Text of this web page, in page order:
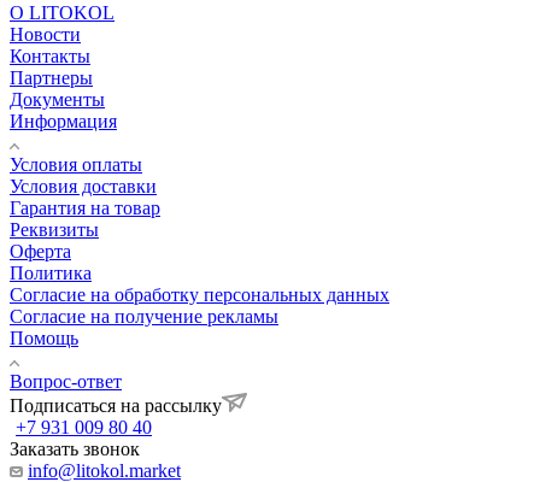
О LITOKOL
Новости
Контакты
Партнеры
Документы
Информация
Условия оплаты
Условия доставки
Гарантия на товар
Реквизиты
Оферта
Политика
Согласие на обработку персональных данных
Согласие на получение рекламы
Помощь
Вопрос-ответ
Подписаться на рассылку
+7 931 009 80 40
Заказать звонок
info@litokol.market